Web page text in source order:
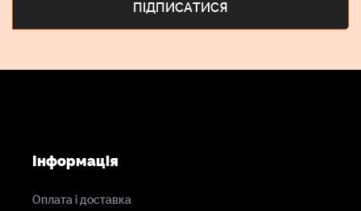
Інформація
Оплата і доставка